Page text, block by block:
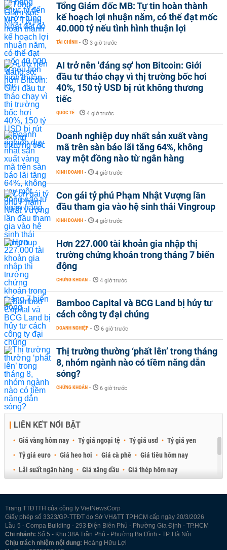
Tổng Giám đốc MB: Tự tin hoàn thành
kế hoạch lợi nhuận năm, có thể đạt mốc
40.000 tỷ nếu tình hình thuận lợi
TÀI CHÍNH - 3 giờ trước
AI trở nên 'đáng sợ' hơn Bitcoin: Giới
đầu tư tháo chạy vì thị trường bốc hơi
40%, 150 tỷ USD bị rút không thương
tiếc
QUỐC TẾ - 4 giờ trước
Doanh nghiệp duy nhất sản xuất vàng
mã trên sàn báo lãi tăng 64%, không
vay một đồng nào từ ngân hàng
KINH DOANH - 4 giờ trước
Con gái tỷ phú Phạm Nhật Vượng lần
đầu tham gia vào hệ sinh thái Vingroup
KINH DOANH - 4 giờ trước
Hơn 227.000 tài khoản gia nhập thị
trường chứng khoán trong tháng 7 biến
động
CHỨNG KHOÁN - 4 giờ trước
Bamboo Capital và BCG Land bị hủy tư
cách công ty đại chúng
DOANH NGHIỆP - 6 giờ trước
Thị trường thường ‘phất lên’ trong tháng
8, nhóm ngành nào có tiềm năng dẫn
sóng?
CHỨNG KHOÁN - 6 giờ trước
LIÊN KẾT NỔI BẬT
Giá vàng hôm nay Tỷ giá ngoại tệ Tỷ giá usd
Tỷ giá yen
Tỷ giá euro
Giá heo hơi Giá cà phê
Giá tiêu hôm nay
Lãi suất ngân hàng
Giá xăng dầu
Giá thép hôm nay
Trang TTĐTTH của công ty VietNewsCorp
Giấy phép số 3323/GP-TTĐT do Sở VH&TT TP.HCM cấp ngày 20/3/2026
Lầu 5 - Compa Building - 293 Điện Biên Phủ - Phường Gia Định - TP.HCM
Chi nhánh: Số 5 - Khu 38A Trần Phú - Phường Ba Đình - TP. Hà Nội
Chịu trách nhiệm nội dung: Hoàng Hữu Lợi